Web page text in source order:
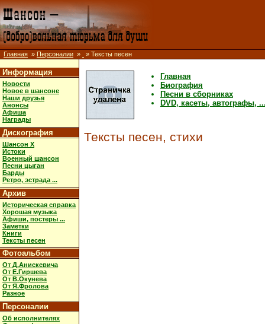
Главная » Персоналии » » Тексты песен
Информация
Новости
Новое в шансоне
Наши друзья
Анонсы
Афиша
Награды
Дискография
Шансон X
Истоки
Военный шансон
Песни цыган
Барды
Ретро, эстрада ...
Архив
Историческая справка
Хорошая музыка
Афиши, постеры ...
Заметки
Книги
Тексты песен
Фотоальбом
От Д.Анискевича
От Е.Гиршева
От В.Окунева
От Я.Фролова
Разное
Персоналии
Об исполнителях
Главная
Биография
Песни в сборниках
DVD, касеты, автографы,
Тексты песен, стихи